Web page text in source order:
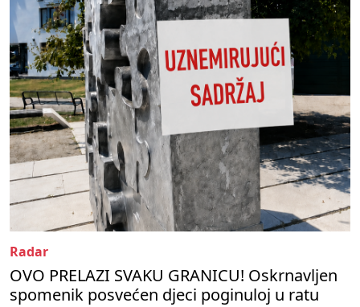
Radar
OVO PRELAZI SVAKU GRANICU! Oskrnavljen
spomenik posvećen djeci poginuloj u ratu